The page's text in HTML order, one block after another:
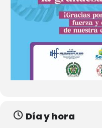
Día y hora